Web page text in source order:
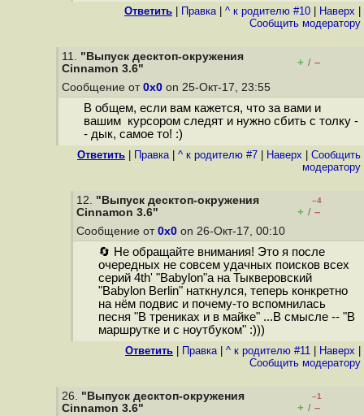
Ответить Правка| ^ к родителю #10 Наверх
Cообщить модератору
11. "Выпуск десктоп-окружения
Cinnamon 3.6"
+ / –
Сообщение от 0x0 on 25-Окт-17, 23:55
В общем, если вам кажется, что за вами и
вашим курсором следят и нужно сбить с толку -
- дык, самое то! :)
Ответить Правка| ^ к родителю #7 Наверх
Cообщить
модератору
12. "Выпуск десктоп-окружения
Cinnamon 3.6"
–4
+ / –
Сообщение от 0x0 on 26-Окт-17, 00:10
🔄 Не обращайте внимания! Это я после
очередных не совсем удачных поисков всех
серий 4th' "Babylon"а на Тыкверовский
"Babylon Berlin" наткнулся, теперь конкретно
на нём подвис и почему-то вспомнилась
песня "В трениках и в майке" ...В смысле -- "В
маршрутке и с ноутбуком" :)))
Ответить Правка| ^ к родителю #11 Наверх
Cообщить модератору
26. "Выпуск десктоп-окружения
Cinnamon 3.6"
–1
+ / –